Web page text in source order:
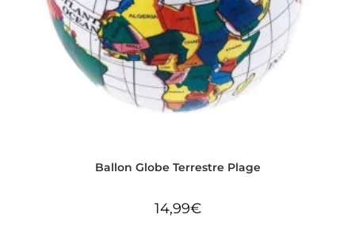
Ballon Globe Terrestre Plage
14,99€